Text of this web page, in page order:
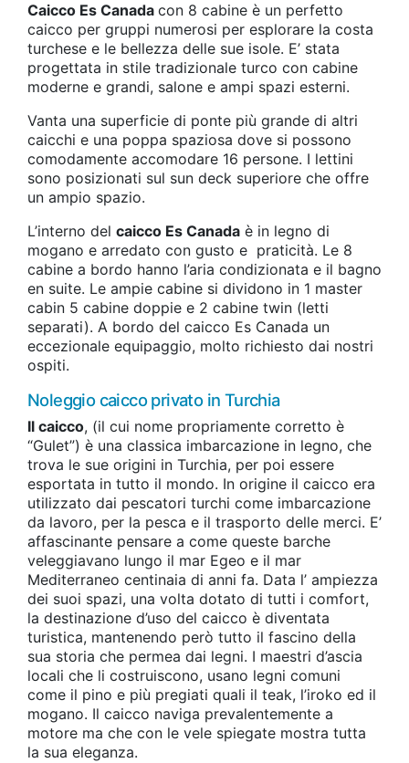
Caicco Es Canada con 8 cabine è un perfetto
caicco per gruppi numerosi per esplorare la costa
turchese e le bellezza delle sue isole. E’ stata
progettata in stile tradizionale turco con cabine
moderne e grandi, salone e ampi spazi esterni.
Vanta una superficie di ponte più grande di altri
caicchi e una poppa spaziosa dove si possono
comodamente accomodare 16 persone. I lettini
sono posizionati sul sun deck superiore che offre
un ampio spazio.
L’interno del caicco Es Canada è in legno di
mogano e arredato con gusto e praticità. Le 8
cabine a bordo hanno l’aria condizionata e il bagno
en suite. Le ampie cabine si dividono in 1 master
cabin 5 cabine doppie e 2 cabine twin (letti
separati). A bordo del caicco Es Canada un
eccezionale equipaggio, molto richiesto dai nostri
ospiti.
Noleggio caicco privato in Turchia
Il caicco, (il cui nome propriamente corretto è
“Gulet”) è una classica imbarcazione in legno, che
trova le sue origini in Turchia, per poi essere
esportata in tutto il mondo. In origine il caicco era
utilizzato dai pescatori turchi come imbarcazione
da lavoro, per la pesca e il trasporto delle merci. E’
affascinante pensare a come queste barche
veleggiavano lungo il mar Egeo e il mar
Mediterraneo centinaia di anni fa. Data l’ ampiezza
dei suoi spazi, una volta dotato di tutti i comfort,
la destinazione d’uso del caicco è diventata
turistica, mantenendo però tutto il fascino della
sua storia che permea dai legni. I maestri d’ascia
locali che li costruiscono, usano legni comuni
come il pino e più pregiati quali il teak, l’iroko ed il
mogano. Il caicco naviga prevalentemente a
motore ma che con le vele spiegate mostra tutta
la sua eleganza.